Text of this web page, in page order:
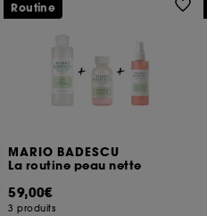
MARIO BADESCU
La routine peau nette
59,00€
3 produits
Routine